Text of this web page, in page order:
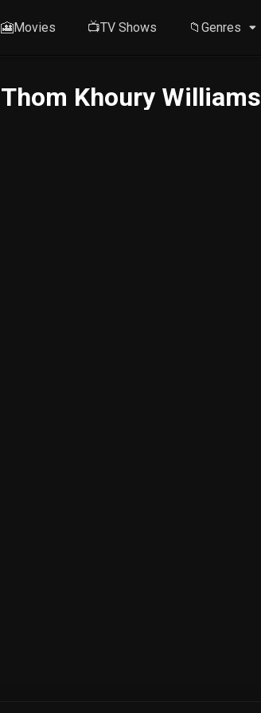
🎦Movies 📺TV Shows 📁Genres
Thom Khoury Williams